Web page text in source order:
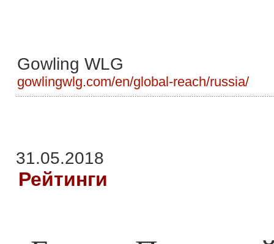
Gowling WLG
gowlingwlg.com/en/global-reach/russia/
31.05.2018
Рейтинги